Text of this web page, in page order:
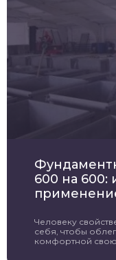
600 на 600:
Человеку
себя, чтобы
комфортной свою